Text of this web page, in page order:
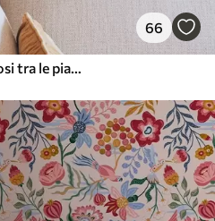
66
Fenicotteri e leopardi luminosi tra le piante tropicali